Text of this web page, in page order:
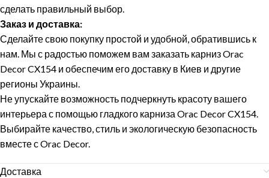
сделать правильный выбор.
Заказ и доставка:
Сделайте свою покупку простой и удобной, обратившись к
нам. Мы с радостью поможем вам заказать карниз Orac
Decor CX154 и обеспечим его доставку в Киев и другие
регионы Украины.
Не упускайте возможность подчеркнуть красоту вашего
интерьера с помощью гладкого карниза Orac Decor CX154.
Выбирайте качество, стиль и экологическую безопасность
вместе с Orac Decor.
Доставка